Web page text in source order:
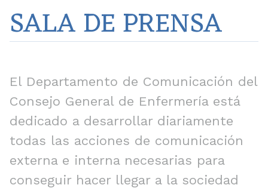
SALA DE PRENSA
El Departamento de Comunicación del
Consejo General de Enfermería está
dedicado a desarrollar diariamente
todas las acciones de comunicación
externa e interna necesarias para
conseguir hacer llegar a la sociedad